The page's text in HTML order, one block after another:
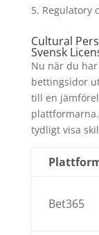
Regulatory
Cultural
Svensk
Nu när du
bettingsidor
till en
tydligt visa
Bet365